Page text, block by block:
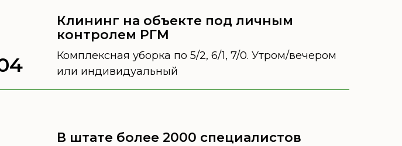
В штате более 2000 специалистов
Комплексная уборка по 5/2, 6/1, 7/0. Утром/вечером
или индивидуальный
Клининг на объекте под личным
контролем РГМ